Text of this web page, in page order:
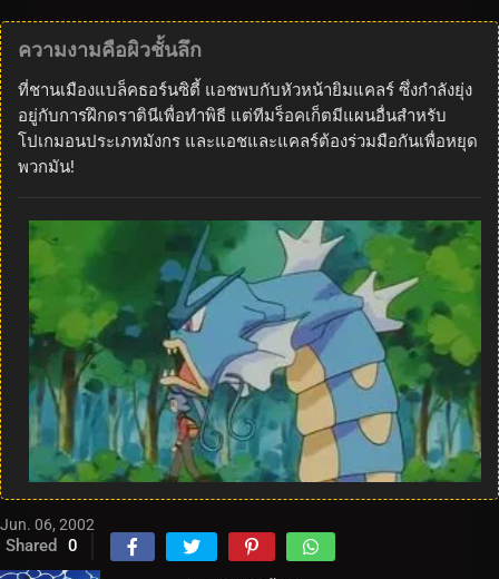
ความงามคือผิวชั้นลึก
ที่ชานเมืองแบล็คธอร์นซิตี้ แอชพบกับหัวหน้ายิมแคลร์ ซึ่งกำลังยุ่ง
อยู่กับการฝึกดราตินีเพื่อทำพิธี แต่ทีมร็อคเก็ตมีแผนอื่นสำหรับ
โปเกมอนประเภทมังกร และแอชและแคลร์ต้องร่วมมือกันเพื่อหยุด
พวกมัน!
Jun. 06, 2002
Shared 0